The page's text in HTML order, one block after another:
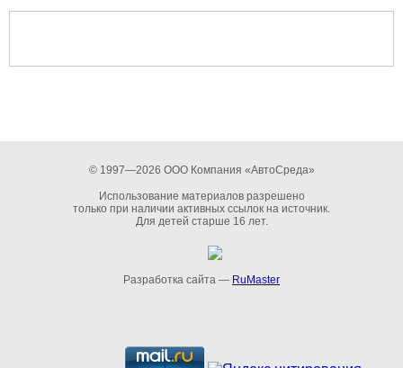
© 1997—2026 ООО Компания «АвтоСреда»
Использование материалов разрешено
только при наличии активных ссылок на источник.
Для детей старше 16 лет.
Разработка сайта — RuMaster